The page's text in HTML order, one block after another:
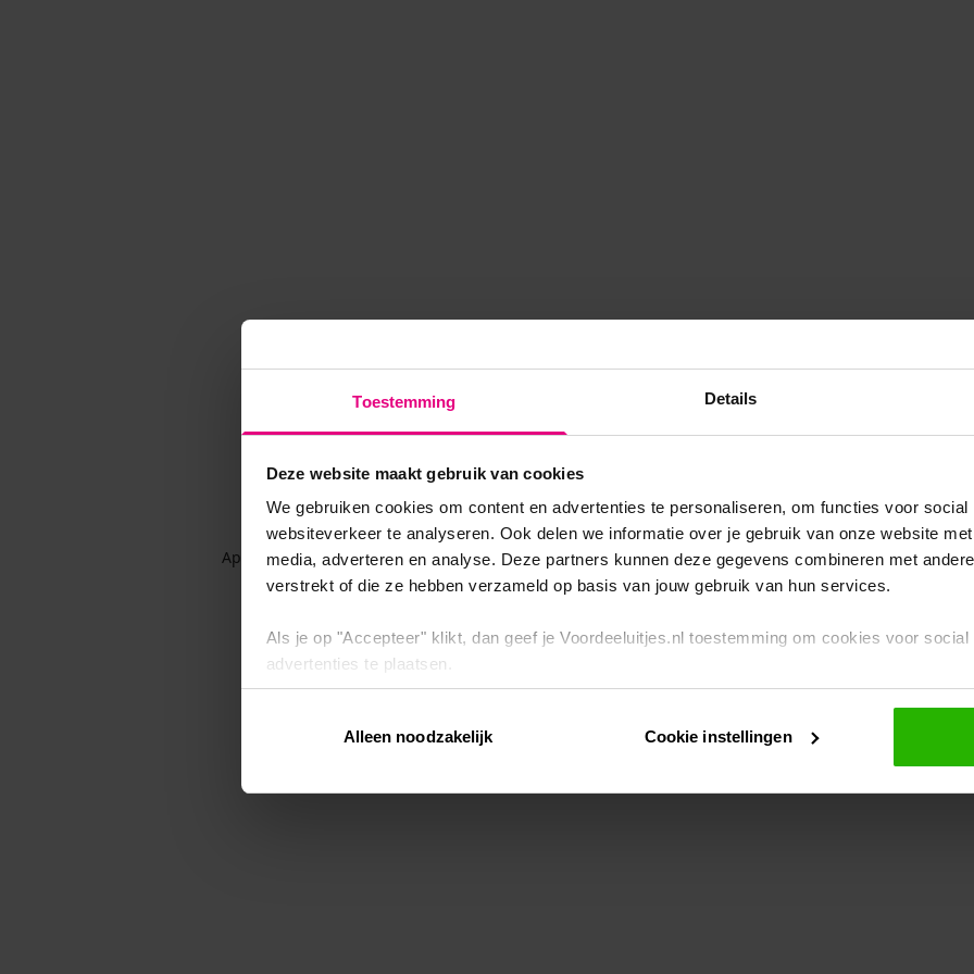
Toestemming Details
Deze website maakt gebruik van cookies
We gebruiken cookies om content en advertenties te personaliseren, om functies voor
websiteverkeer te analyseren. Ook delen we informatie over je gebruik van onze website
media, adverteren en analyse. Deze partners kunnen deze gegevens combineren met
verstrekt of die ze hebben verzameld op basis van jouw gebruik van hun services.
Als je op "Accepteer" klikt, dan geef je Voordeeluitjes.nl toestemming om cookies voor
advertenties te plaatsen.
Via "Cookie instellingen" kun je ook zelf instellen welke cookies worden geplaatst. Je kunt je
intrekken op onscookiebeleid.
Alleen noodzakelijk Cookie instellingen
Application error: a client-side exception has occurred while loadingwww.voordeeluitjes.nl (see the